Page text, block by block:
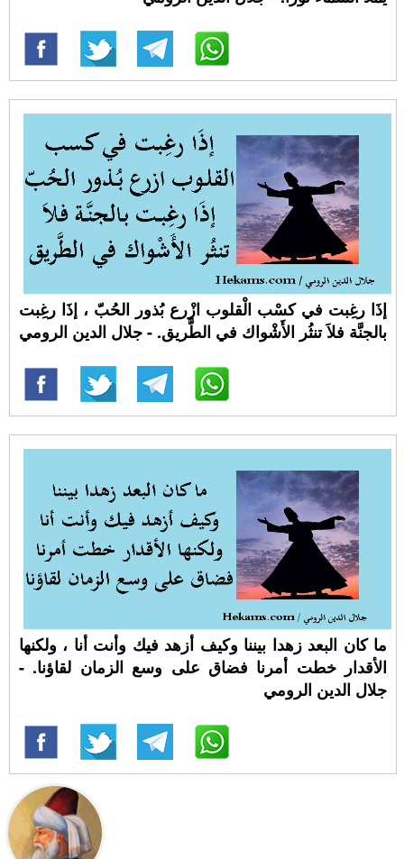
إذَا رغِبت في كسْب الْقلوب ازْرع بُذور الحُبّ ، إذَا رغِبت
بالجنَّة فلاَ تنثُر الأَشْواك في الطَّريق. - جلال الدين الرومي
‏ما كان البعد زهدا بيننا وكيف أزهد فيك وأنت أنا ، ولكنها
الأقدار خطت أمرنا فضاق على وسع الزمان لقاؤنا. -
جلال الدين الرومي